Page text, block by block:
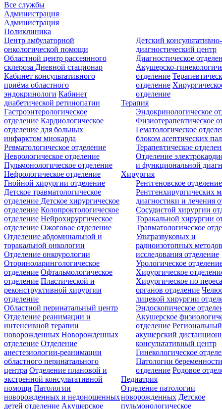
Все службы
Администрация
Администрация
Поликлиника
Центр амбулаторной
онкологической помощи
Областной центр рассеянного
склероза Дневной стационар
Кабинет консультативного
приёма областного
эндокринологи Кабинет
диабетической ретинопатии
Детский консультативно-
диагностический центр
Диагностическое
Акушерско-
отделение
отделение
отделение
Терапия
Гастроэнтерологическое
отделение Кардиологическое
отделение для больных
инфарктом миокарда
Ревматологическое отделение
Неврологическое отделение
Пульмонологическое отделение
Нефрологическое отделение
Эндокринологическое
Физиотерапевтическое
Гематологическое
блоком асептических
Терапевтическое
Отделение
и функциональной
Хирургия
Гнойной хирургии отделение
Детское травматологическое
отделение Детское хирургическое
отделение Колопроктологическое
отделение Нейрохирургическое
отделение Ожоговое отделение
Отделение абдоминальной и
торакальной онкологии
Отделение онкоурологии
Оториноларингологическое
отделение Офтальмологическое
отделение Пластической и
реконструктивной хирургии
отделение
Рентгеновское отделение
Рентгенхирургических
диагностики и лечения
Сосудистой хирургии
Торакальной хирургии
Травматологическое
Ультразвуковых и
радиоизотопных
исследования отделение
Урологическое
Хирургическое
Хирургическое по
органов отделение
лицевой хирургии
Эндоскопическое
Областной перинатальный центр
Отделение реанимации и
интенсивной терапии
новорожденных Новорожденных
отделение Отделение
анестезиологии-реанимации
областного перинатального
центра Отделение плановой и
экстренной консультативной
помощи Патологии
новорожденных и недоношенных
детей отделение Акушерское
Акушерское
отделение Региональный
акушерский
консультативный центр
Гинекологическое
Патологии
отделение Родовое
Педиатрия
Отделение патологии
новорожденных Детское
пульмонологическое